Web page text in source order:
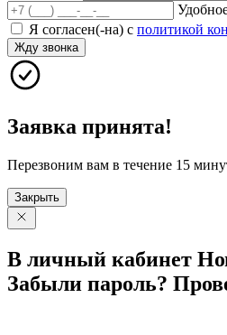
Я согласен(-на) с политикой
Жду звонка
Заявка принята!
Перезвоним вам в течение 15
Закрыть
В личный кабинет
Забыли пароль?